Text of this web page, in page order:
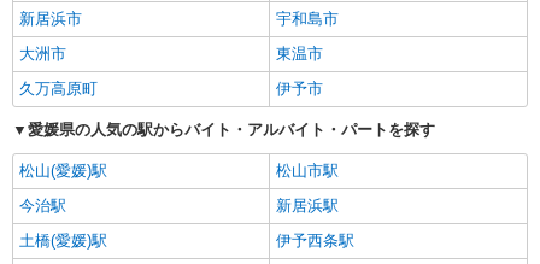
新居浜市
宇和島市
大洲市
東温市
久万高原町
伊予市
愛媛県の人気の駅からバイト・アルバイト・パートを探す
松山(愛媛)駅
松山市駅
今治駅
新居浜駅
土橋(愛媛)駅
伊予西条駅